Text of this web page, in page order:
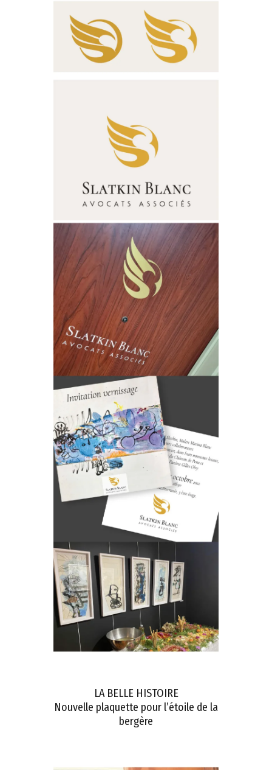
LA BELLE HISTOIRE
Nouvelle plaquette pour l’étoile de la
bergère